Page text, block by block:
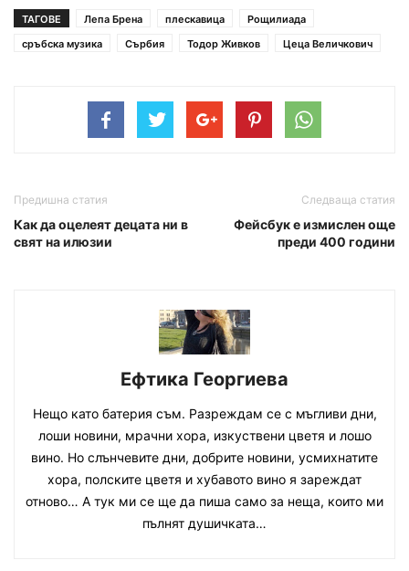
ТАГОВЕ Лепа Брена плескавица
Рощилиада
сръбска музика
Сърбия Тодор Живков Цеца Величкович
Предишна статия
Как да оцелеят децата ни в
свят на илюзии
Следваща статия
Фейсбук е измислен още
преди 400 години
Ефтика Георгиева
Нещо като батерия съм. Разреждам се с мъгливи дни,
лоши новини, мрачни хора, изкуствени цветя и лошо
вино. Но слънчевите дни, добрите новини, усмихнатите
хора, полските цветя и хубавото вино я зареждат
отново… А тук ми се ще да пиша само за неща, които ми
пълнят душичката…